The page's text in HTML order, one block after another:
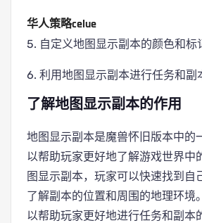
华人策略celue
5. 自定义地图显示副本的颜色和标
6. 利用地图显示副本进行任务和副
了解地图显示副本的作用
地图显示副本是魔兽怀旧版本中的
以帮助玩家更好地了解游戏世界中
图显示副本，玩家可以快速找到自
了解副本的位置和周围的地理环境
以帮助玩家更好地进行任务和副本